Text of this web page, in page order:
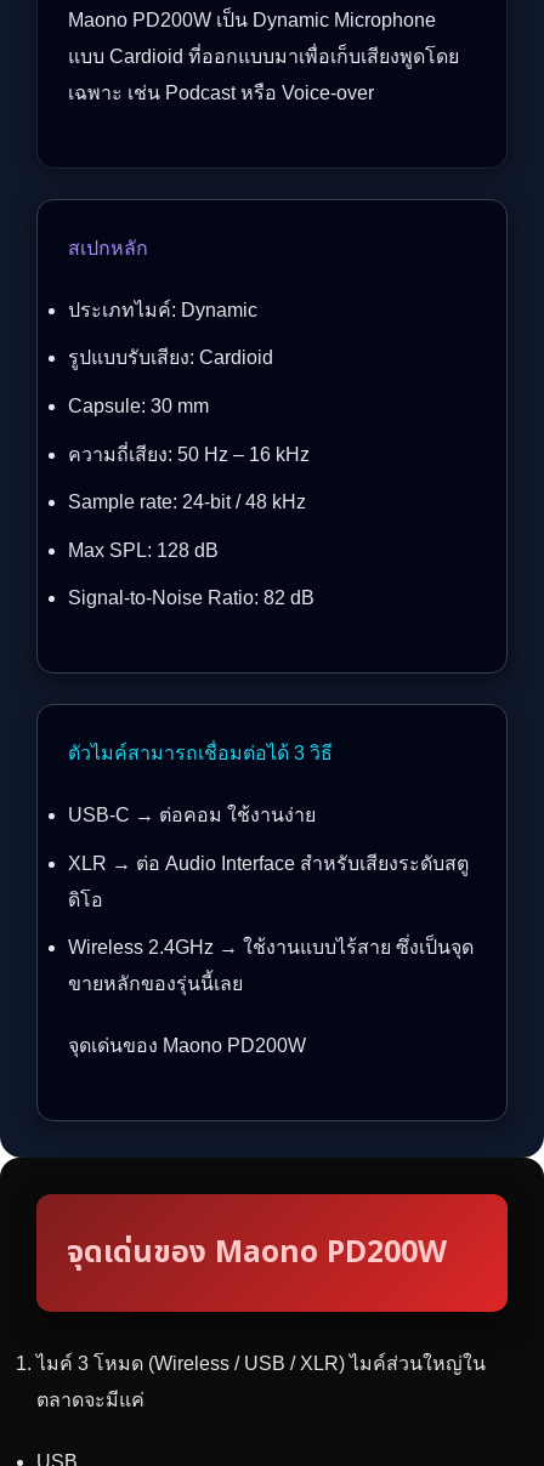
Maono PD200W เป็น Dynamic Microphone
แบบ Cardioid ที่ออกแบบมาเพื่อเก็บเสียงพูดโดย
เฉพาะ เช่น Podcast หรือ Voice-over
สเปกหลัก
ประเภทไมค์: Dynamic
รูปแบบรับเสียง: Cardioid
Capsule: 30 mm
ความถี่เสียง: 50 Hz – 16 kHz
Sample rate: 24-bit / 48 kHz
Max SPL: 128 dB
Signal-to-Noise Ratio: 82 dB
ตัวไมค์สามารถเชื่อมต่อได้ 3 วิธี
USB-C → ต่อคอม ใช้งานง่าย
XLR → ต่อ Audio Interface สำหรับเสียงระดับสตู
ดิโอ
Wireless 2.4GHz → ใช้งานแบบไร้สาย ซึ่งเป็นจุด
ขายหลักของรุ่นนี้เลย
จุดเด่นของ Maono PD200W
จุดเด่นของ Maono PD200W
ไมค์ 3 โหมด (Wireless / USB / XLR) ไมค์ส่วนใหญ่ใน
ตลาดจะมีแค่
USB